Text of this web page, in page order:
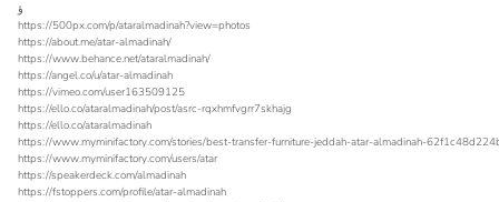
ؤ
https://500px.com/p/ataralmadinah?view=photos
https://about.me/atar-almadinah/
https://www.behance.net/ataralmadinah/
https://angel.co/u/atar-almadinah
https://vimeo.com/user163509125
https://ello.co/ataralmadinah/post/asrc-rqxhmfvgrr7skhajg
https://ello.co/ataralmadinah
https://www.myminifactory.com/stories/best-transfer-furniture-jeddah-atar-almadinah-
https://www.myminifactory.com/users/atar
https://speakerdeck.com/almadinah
https://fstoppers.com/profile/atar-almadinah